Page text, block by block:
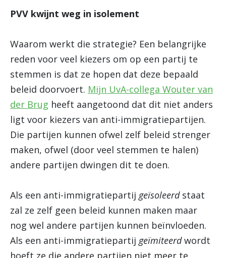
PVV kwijnt weg in isolement
Waarom werkt die strategie? Een belangrijke
reden voor veel kiezers om op een partij te
stemmen is dat ze hopen dat deze bepaald
beleid doorvoert. Mijn UvA-collega Wouter van
der Brug heeft aangetoond dat dit niet anders
ligt voor kiezers van anti-immigratiepartijen.
Die partijen kunnen ofwel zelf beleid strenger
maken, ofwel (door veel stemmen te halen)
andere partijen dwingen dit te doen.
Als een anti-immigratiepartij geïsoleerdstaat
zal ze zelf geen beleid kunnen maken maar
nog wel andere partijen kunnen beïnvloeden.
Als een anti-immigratiepartij geïmiteerdwordt
hoeft ze die andere partijen niet meer te